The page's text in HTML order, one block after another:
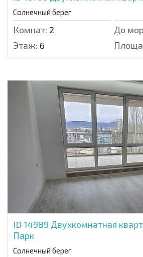
Солнечный берег
Комнат: 2 До
Этаж: 6
ID 14989 Двухкомнатная
Парк
Солнечный берег